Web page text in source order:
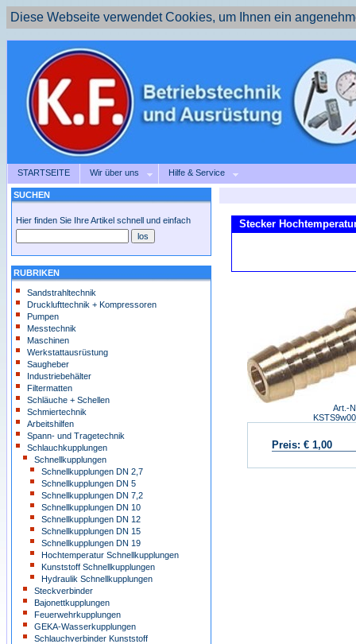
Diese Webseite verwendet Cookies, um Ihnen ein
STARTSEITE Wir über uns Hilfe & Service
SUCHEN
Hier finden Sie Ihre Artikel schnell und einfach
RUBRIKEN
Sandstrahltechnik
Drucklufttechnik + Kompressoren
Pumpen
Messtechnik
Maschinen
Werkstattausrüstung
Saugheber
Industriebehälter
Filtermatten
Schläuche + Schellen
Schmiertechnik
Arbeitshilfen
Spann- und Tragetechnik
Schlauchkupplungen
Schnellkupplungen
Schnellkupplungen DN 2,7
Schnellkupplungen DN 5
Schnellkupplungen DN 7,2
Schnellkupplungen DN 10
Schnellkupplungen DN 12
Schnellkupplungen DN 15
Schnellkupplungen DN 19
Hochtemperatur Schnellkupplungen
Kunststoff Schnellkupplungen
Hydraulik Schnellkupplungen
Steckverbinder
Bajonettkupplungen
Feuerwehrkupplungen
GEKA-Wasserkupplungen
Schlauchverbinder Kunststoff
Stecker
Art.-
Preis: € 1,00